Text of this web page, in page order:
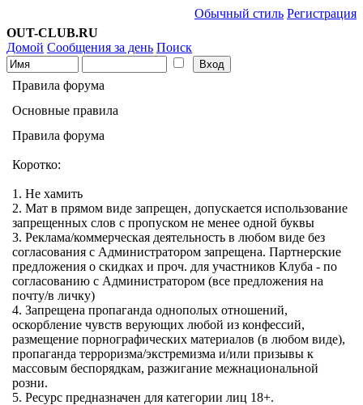
Обычный стиль Регистрация
OUT-CLUB.RU
Домой Сообщения за день Поиск
Правила форума
Основные правила
Правила форума
Коротко:
1. Не хамить
2. Мат в прямом виде запрещен, допускается использование
запрещенных слов с пропуском не менее одной буквы
3. Реклама/коммерческая деятельность в любом виде без
согласования с Администратором запрещена. Партнерские
предложения о скидках и проч. для участников Клуба - по
согласованию с Администратором (все предложения на
почту/в личку)
4. Запрещена пропаганда однополых отношений,
оскорбление чувств верующих любой из конфессий,
размещение порнографических материалов (в любом виде),
пропаганда терроризма/экстремизма и/или призывы к
массовым беспорядкам, разжигание межнациональной
розни.
5. Ресурс предназначен для категории лиц 18+.